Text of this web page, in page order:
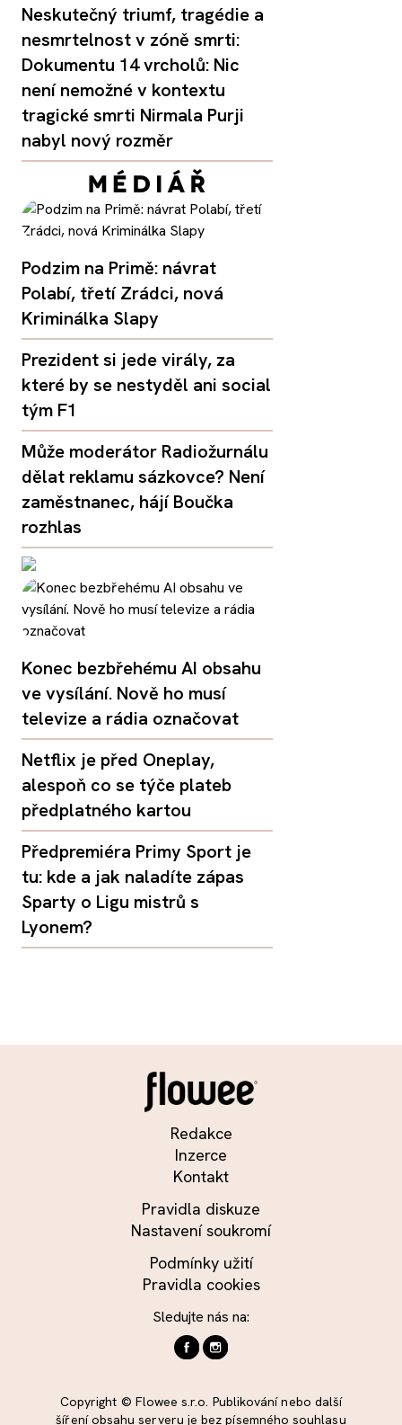
Neskutečný triumf, tragédie a
nesmrtelnost v zóně smrti:
Dokumentu 14 vrcholů: Nic
není nemožné v kontextu
tragické smrti Nirmala Purji
nabyl nový rozměr
Podzim na Primě: návrat
Polabí, třetí Zrádci, nová
Kriminálka Slapy
Prezident si jede virály, za
které by se nestyděl ani social
tým F1
Může moderátor Radiožurnálu
dělat reklamu sázkovce? Není
zaměstnanec, hájí Boučka
rozhlas
Konec bezbřehému AI obsahu
ve vysílání. Nově ho musí
televize a rádia označovat
Netflix je před Oneplay,
alespoň co se týče plateb
předplatného kartou
Předpremiéra Primy Sport je
tu: kde a jak naladíte zápas
Sparty o Ligu mistrů s
Lyonem?
Redakce
Inzerce
Kontakt
Pravidla diskuze
Nastavení soukromí
Podmínky užití
Pravidla cookies
Sledujte nás na:
Copyright © Flowee s.r.o. Publikování nebo další
šíření obsahu serveru je bez písemného souhlasu